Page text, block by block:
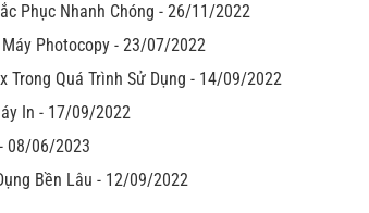
Phục Nhanh Chóng - 26/11/2022
Photocopy- 23/07/2022
Trong Quá Trình Sử Dụng - 14/09/2022
In - 17/09/2022
08/06/2023
Bền Lâu - 12/09/2022